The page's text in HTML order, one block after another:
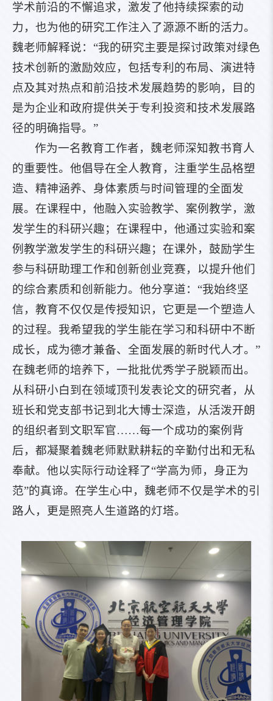
学术前沿的不懈追求，激发了他持续探索的动
力，也为他的研究工作注入了源源不断的活力。
魏老师解释说：“我的研究主要是探讨政策对绿色
技术创新的激励效应，包括专利的布局、演进特
点及其对热点和前沿技术发展趋势的影响，目的
是为企业和政府提供关于专利投资和技术发展路
径的明确指导。”
作为一名教育工作者，魏老师深知教书育人
的重要性。他倡导在全人教育，注重学生品格塑
造、精神涵养、身体素质与时间管理的全面发
展。在课程中，他融入实验教学、案例教学，激
发学生的科研兴趣；在课程中，他通过实验和案
例教学激发学生的科研兴趣；在课外，鼓励学生
参与科研助理工作和创新创业竞赛，以提升他们
的综合素质和创新能力。他分享道：“我始终坚
信，教育不仅仅是传授知识，它更是一个塑造人
的过程。我希望我的学生能在学习和科研中不断
成长，成为德才兼备、全面发展的新时代人才。”
在魏老师的培养下，一批批优秀学子脱颖而出。
从科研小白到在领域顶刊发表论文的研究者，从
班长和党支部书记到北大博士深造，从活泼开朗
的组织者到文职军官……每一个成功的案例背
后，都凝聚着魏老师默默耕耘的辛勤付出和无私
奉献。他以实际行动诠释了“学高为师，身正为
范”的真谛。在学生心中，魏老师不仅是学术的引
路人，更是照亮人生道路的灯塔。